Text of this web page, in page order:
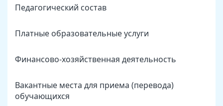
Педагогический состав
Платные образовательные услуги
Финансово-хозяйственная деятельность
Вакантные места для приема (перевода)
обучающихся